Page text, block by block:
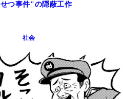
つ事件"の隠蔽工作
社会